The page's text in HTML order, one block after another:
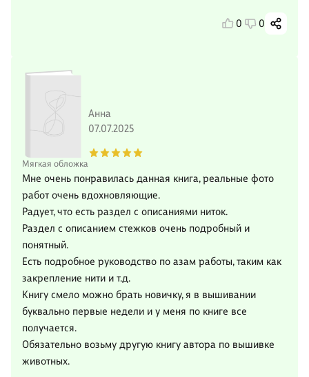
0 0
Мягкая обложка
Анна
07.07.2025
Мне очень понравилась данная книга, реальные фото
работ очень вдохновляющие.
Радует, что есть раздел с описаниями ниток.
Раздел с описанием стежков очень подробный и
понятный.
Есть подробное руководство по азам работы, таким как
закрепление нити и т.д.
Книгу смело можно брать новичку, я в вышивании
буквально первые недели и у меня по книге все
получается.
Обязательно возьму другую книгу автора по вышивке
животных.